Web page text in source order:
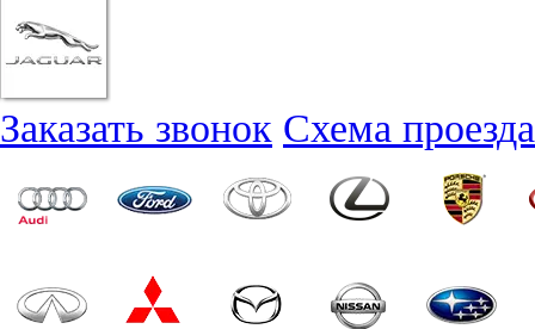
Заказать звонок Схема проезда